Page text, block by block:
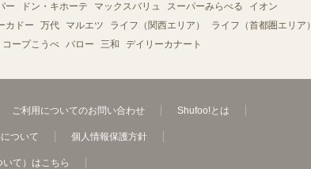
ー ドン・キホーテ マックスバリュ スーパーみらべる
イオン
カドー
万代 マルエツ ライフ（関西エリア）
ライフ（首都圏エリア）
コープこうべ バロー 三和 デイリーカナート
ご利用についてのお問い合わせ Shufoo!とは
ついて 個人情報保護方針
て）はこちら